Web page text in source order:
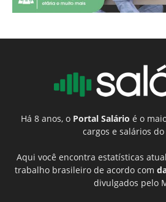
Há 8 anos, o Portal Salário é o
cargos e salários
Aqui você encontra estatísticas
trabalho brasileiro de acordo com
divulgados pelo